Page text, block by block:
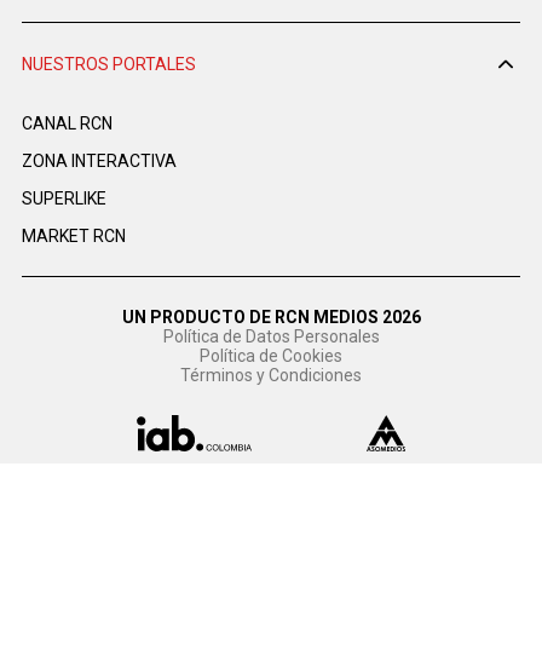
NUESTROS PORTALES
CANAL RCN
ZONA INTERACTIVA
SUPERLIKE
MARKET RCN
UN PRODUCTO DE RCN MEDIOS 2026
Política de Datos Personales
Política de Cookies
Términos y Condiciones